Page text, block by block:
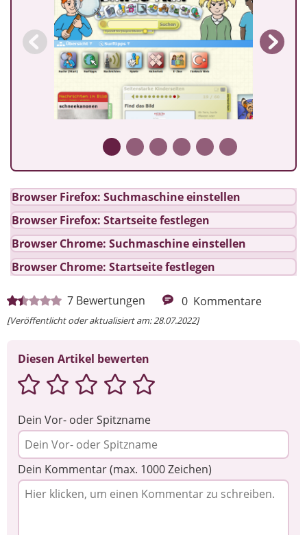
7 Bewertungen 0 Kommentare
[Veröffentlicht oder aktualisiert am: 28.07.2022]
Diesen Artikel bewerten
Dein Vor- oder Spitzname
Dein Kommentar (max. 1000 Zeichen)
Browser Firefox: Suchmaschine einstellen
Browser Firefox: Startseite festlegen
Browser Chrome: Suchmaschine einstellen
Browser Chrome: Startseite festlegen